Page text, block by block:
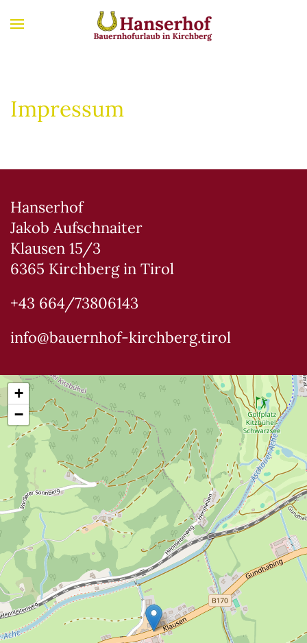
Zum Hauptinhalt springen
Impressum
Hanserhof
Jakob Aufschnaiter
Klausen 15/3
6365 Kirchberg in Tirol
+43 664/73806143
info@bauernhof-kirchberg.tirol
+
−